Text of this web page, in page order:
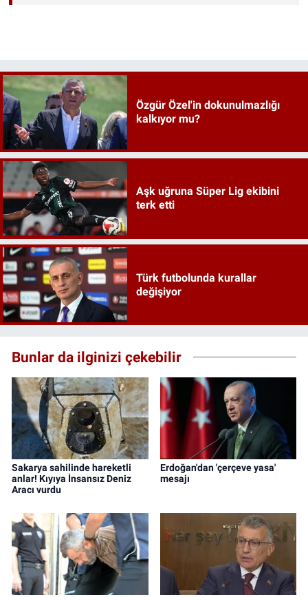
Özgür Özel'in dokunulmazlığı
kalkıyor mu?
Aşk uğruna Süper Lig ekibini
terk etti
Türk futbolunda kurallar
değişiyor
Bunlar da ilginizi çekebilir
Sakarya sahilinde hareketli
anlar! Kıyıya İnsansız Deniz
Aracı vurdu
Erdoğan'dan 'çerçeve yasa'
mesajı